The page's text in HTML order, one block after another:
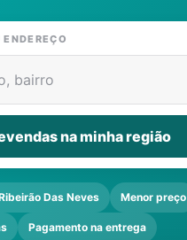
bairro
na minha região
Das Neves Menor preço
Pagamento na entrega